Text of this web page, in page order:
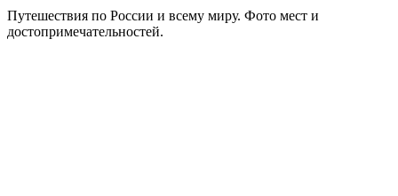
Путешествия по России и всему миру. Фото мест и
достопримечательностей.